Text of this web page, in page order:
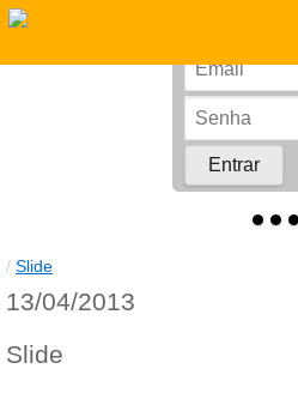
/ Slide
13/04/2013
Slide